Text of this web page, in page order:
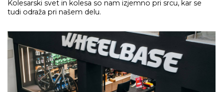
Kolesarski svet in kolesa so nam izjemno pri srcu, kar se
tudi odraža pri našem delu.